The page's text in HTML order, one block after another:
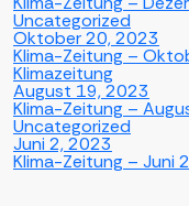
Uncategorized
Oktober 20, 2023
Klima-Zeitung –
Klimazeitung
August 19, 2023
Klima-Zeitung –
Uncategorized
Juni 2, 2023
Klima-Zeitung – Juni